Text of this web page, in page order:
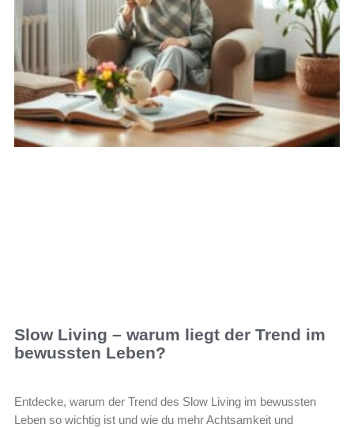
Slow Living – warum liegt der Trend im
bewussten Leben?
Entdecke, warum der Trend des Slow Living im bewussten
Leben so wichtig ist und wie du mehr Achtsamkeit und